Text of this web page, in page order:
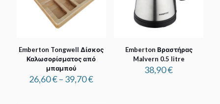
Emberton Tongwell Δίσκος
Καλωσορίσματος από
μπαμπού
26,60€– 39,70€Price
Emberton Βραστήρας
Malvern 0.5 litre
38,90€